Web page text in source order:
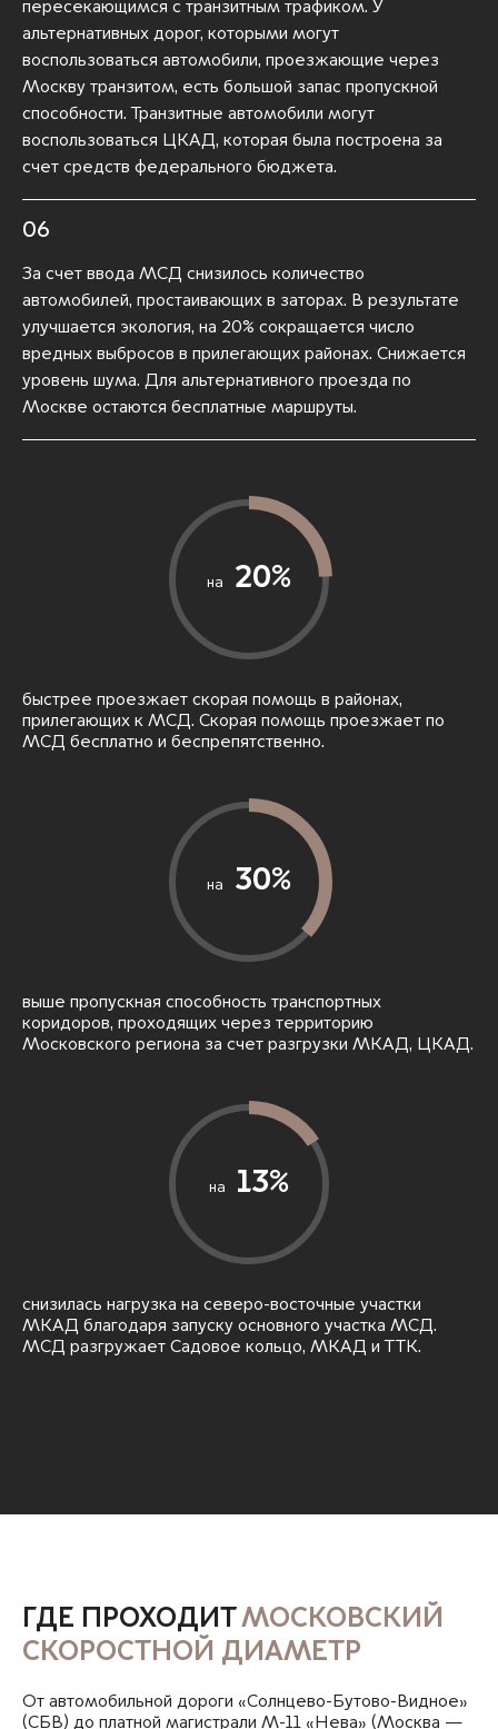
пересекающимся с транзитным трафиком. У
альтернативных дорог, которыми могут
воспользоваться автомобили, проезжающие через
Москву транзитом, есть большой запас пропускной
способности. Транзитные автомобили могут
воспользоваться ЦКАД, которая была построена за
счет средств федерального бюджета.
06
За счет ввода МСД снизилось количество
автомобилей, простаивающих в заторах. В результате
улучшается экология, на 20% сокращается число
вредных выбросов в прилегающих районах. Снижается
уровень шума. Для альтернативного проезда по
Москве остаются бесплатные маршруты.
на 20%
быстрее проезжает скорая помощь в районах,
прилегающих к МСД. Скорая помощь проезжает по
МСД бесплатно и беспрепятственно.
на 30%
выше пропускная способность транспортных
коридоров, проходящих через территорию
Московского региона за счет разгрузки МКАД, ЦКАД.
на 13%
снизилась нагрузка на северо-восточные участки
МКАД благодаря запуску основного участка МСД.
МСД разгружает Садовое кольцо, МКАД и ТТК.
ГДЕ ПРОХОДИТМОСКОВСКИЙ
СКОРОСТНОЙ ДИАМЕТР
От автомобильной дороги «Солнцево-Бутово-Видное»
(СБВ) до платной магистрали М-11 «Нева» (Москва —